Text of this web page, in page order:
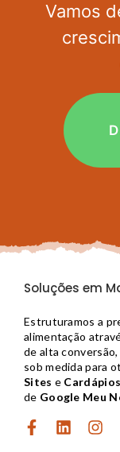
Vamos
Soluções em
Estruturamos a
alimentação
de alta
sob medida para
Sites e Cardápios
de Google Meu